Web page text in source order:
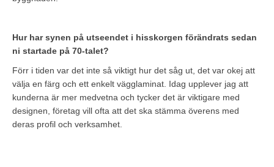
Hur har synen på utseendet i hisskorgen förändrats sedan
ni startade på 70-talet?
Förr i tiden var det inte så viktigt hur det såg ut, det var okej att
välja en färg och ett enkelt vägglaminat. Idag upplever jag att
kunderna är mer medvetna och tycker det är viktigare med
designen, företag vill ofta att det ska stämma överens med
deras profil och verksamhet.